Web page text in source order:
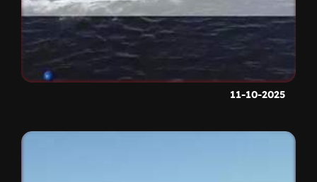
11-10-2025